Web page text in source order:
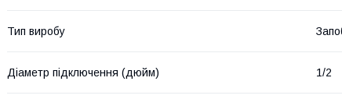
Тип виробу
Діаметр підключення (дюйм) 1/2